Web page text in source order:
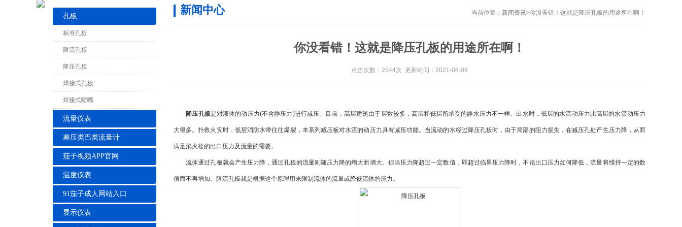
孔板
标准孔板
限流孔板
降压孔板
焊接式孔板
焊接式喷嘴
流量仪表
差压类巴类流量计
茄子视频APP官网
温度仪表
91茄子成人网站入口
显示仪表
当前位置： 新闻资讯>你没看错！这就是降压孔板的用途所在啊！
新闻中心
你没看错！这就是降压孔板的用途所在啊！
点击次数：2544次 更新时间：2021-08-09
降压孔板是对液体的动压力(不含静压力)进行减压。目前，高层建筑由于层数较多，高层和低层所承受的静水压力不一样。出水时，低层的水流动压力比高层的水流动压力
大很多。扑救火灾时，低层消防水带往往爆裂，本系列减压板对水流的动压力具有减压功能。当流动的水经过降压孔板时，由于局部的阻力损失，在减压孔处产生压力降，从而
满足消火栓的出口压力及流量的需要。
流体通过孔板就会产生压力降，通过孔板的流量则随压力降的增大而增大。但当压力降超过一定数值，即超过临界压力降时，不论出口压力如何降低，流量将维持一定的数
值而不再增加。限流孔板就是根据这个原理用来限制流体的流量或降低流体的压力。